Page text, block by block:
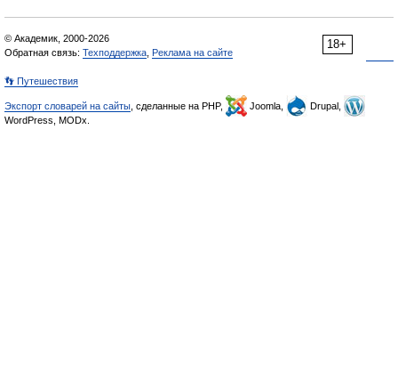
18+
© Академик, 2000-2026
Обратная связь: Техподдержка Реклама на сайте
👣 Путешествия
Экспорт словарей на сайты , сделанные на PHP, Joomla,
Drupal,
WordPress, MODx.